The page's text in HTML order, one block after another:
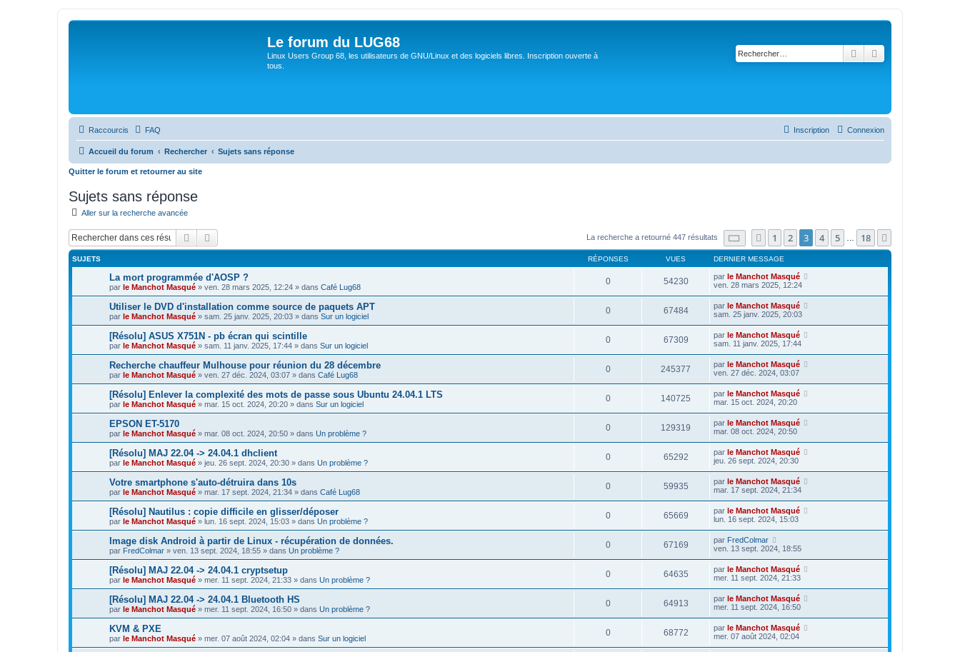
Le forum du LUG68
Linux Users Group 68, les utilisateurs de GNU/Linux et des logiciels libres. Inscription ouverte à
tous.
Rechercher
Raccourcis FAQ Connexion
Inscription
Accueil du forum Rechercher Sujets sans réponse
Quitter le forum et retourner au site
Sujets sans réponse
Aller sur la recherche avancée
Rechercher La recherche a retourné 447 résultats Page sur18
Précédent
1 2 3 4 5 18
SUJETS RÉPONSES VUES DERNIER MESSAGE
La mort programmée d'AOSP ?
par le Manchot Masqué » ven. 28 mars 2025, 12:24 » dans Café Lug68
0 54230 par le Manchot Masqué
ven. 28 mars 2025, 12:24
Utiliser le DVD d'installation comme source de paquets APT
par le Manchot Masqué » sam. 25 janv. 2025, 20:03 » dans Sur un logiciel
0 67484 par le Manchot Masqué
sam. 25 janv. 2025, 20:03
[Résolu] ASUS X751N - pb écran qui scintille
par le Manchot Masqué » sam. 11 janv. 2025, 17:44 » dans Sur un logiciel
0 67309 par le Manchot Masqué
sam. 11 janv. 2025, 17:44
Recherche chauffeur Mulhouse pour réunion du 28 décembre
par le Manchot Masqué » ven. 27 déc. 2024, 03:07 » dans Café Lug68
0 245377 par le Manchot Masqué
ven. 27 déc. 2024, 03:07
[Résolu] Enlever la complexité des mots de passe sous Ubuntu 24.04.1 LTS
par le Manchot Masqué » mar. 15 oct. 2024, 20:20 » dans Sur un logiciel
0 140725 par le Manchot Masqué
mar. 15 oct. 2024, 20:20
EPSON ET-5170
par le Manchot Masqué » mar. 08 oct. 2024, 20:50 » dans Un problème ?
0 129319 par le Manchot Masqué
mar. 08 oct. 2024, 20:50
[Résolu] MAJ 22.04 -> 24.04.1 dhclient
par le Manchot Masqué » jeu. 26 sept. 2024, 20:30 » dans Un problème ?
0 65292 par le Manchot Masqué
jeu. 26 sept. 2024, 20:30
Votre smartphone s'auto-détruira dans 10s
par le Manchot Masqué » mar. 17 sept. 2024, 21:34 » dans Café Lug68
0 59935 par le Manchot Masqué
mar. 17 sept. 2024, 21:34
[Résolu] Nautilus : copie difficile en glisser/déposer
par le Manchot Masqué » lun. 16 sept. 2024, 15:03 » dans Un problème ?
0 65669 par le Manchot Masqué
lun. 16 sept. 2024, 15:03
Image disk Android à partir de Linux - récupération de données.
par FredColmar » ven. 13 sept. 2024, 18:55 » dans Un problème ?
0 67169 par FredColmar
ven. 13 sept. 2024, 18:55
[Résolu] MAJ 22.04 -> 24.04.1 cryptsetup
par le Manchot Masqué » mer. 11 sept. 2024, 21:33 » dans Un problème ?
0 64635 par le Manchot Masqué
mer. 11 sept. 2024, 21:33
[Résolu] MAJ 22.04 -> 24.04.1 Bluetooth HS
par le Manchot Masqué » mer. 11 sept. 2024, 16:50 » dans Un problème ?
0 64913 par le Manchot Masqué
mer. 11 sept. 2024, 16:50
KVM & PXE
par le Manchot Masqué » mer. 07 août 2024, 02:04 » dans Sur un logiciel
0 68772 par le Manchot Masqué
mer. 07 août 2024, 02:04